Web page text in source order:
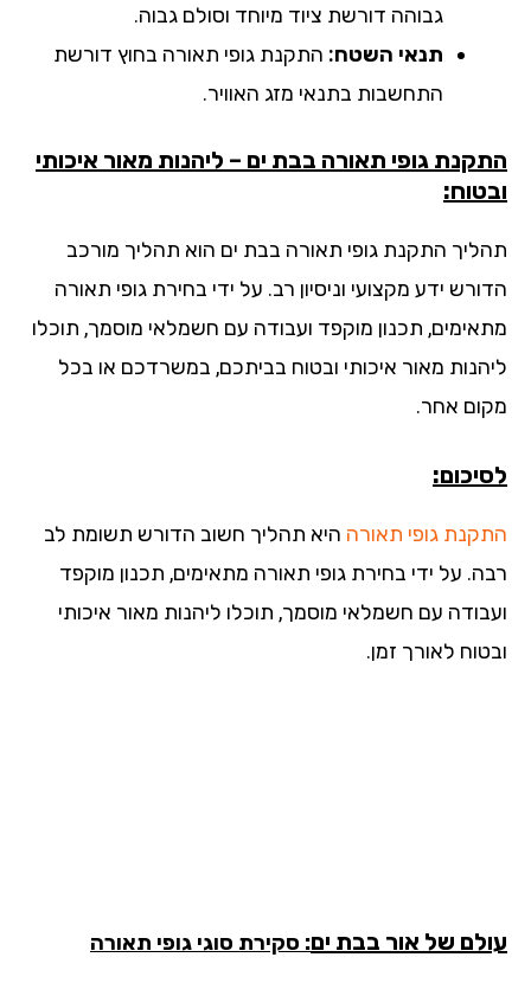
גבוהה דורשת ציוד מיוחד וסולם גבוה.
תנאי השטח:התקנת גופי תאורה בחוץ דורשת
התחשבות בתנאי מזג האוויר.
גופי תאורה בבת ים – ליהנות מאור איכותי
התקנת גופי תאורה בבת ים הוא תהליך מורכב
ידע מקצועי וניסיון רב. על ידי בחירת גופי תאורה
תכנון מוקפד ועבודה עם חשמלאי מוסמך, תוכלו
מאור איכותי ובטוח בביתכם, במשרדכם או בכל
אחר.
גופי תאורההיא תהליך חשוב הדורש תשומת לב
על ידי בחירת גופי תאורה מתאימים, תכנון מוקפד
עם חשמלאי מוסמך, תוכלו ליהנות מאור איכותי
לאורך זמן.
של אור בבת ים: סקירת סוגי גופי תאורה